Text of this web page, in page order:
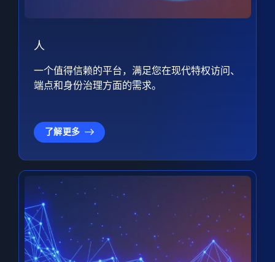
人
一个值得信赖的平台，满足您在现代特权访问、
端点和身份治理方面的需求。
了解更多